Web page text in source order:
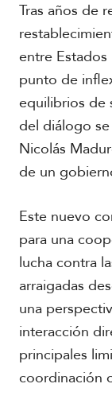
r
i
a
C
e
n
t
r
m
é
i
c
C
a
r
Tras años de
entre Estados
punto de
equilibrios de
del diálogo
Nicolás
de un
Este nuevo
para una
lucha contra
arraigadas
una
interacción
principales
coordinación